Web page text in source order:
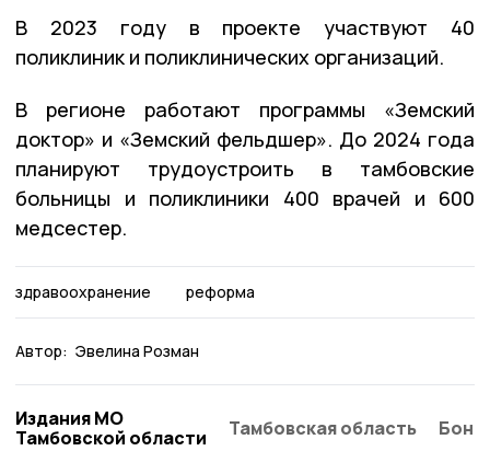
В 2023 году в проекте участвуют 40
поликлиник и поликлинических организаций.
В регионе работают программы «Земский
доктор» и «Земский фельдшер». До 2024 года
планируют трудоустроить в тамбовские
больницы и поликлиники 400 врачей и 600
медсестер.
здравоохранение реформа
Автор: Эвелина Розман
Издания МО
Тамбовской области
Тамбовская область